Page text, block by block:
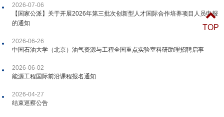
2026-07-06
【国家公派】关于开展2026年第三批次创新型人才国际合作培养项目人员申报
的通知
2026-06-26
中国石油大学（北京）油气资源与工程全国重点实验室科研助理招聘启事
2026-06-02
能源工程国际前沿课程报名通知
2026-04-27
结束巡察公告
TOP